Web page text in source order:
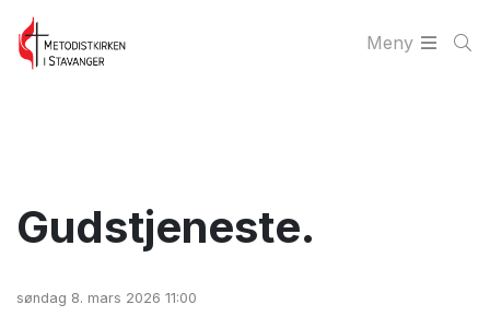
Meny
Gudstjeneste.
søndag 8. mars 2026 11:00